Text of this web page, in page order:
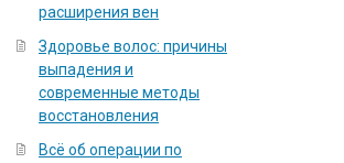
расширения вен
Здоровье волос: причины
выпадения и
современные методы
восстановления
Всё об операции по